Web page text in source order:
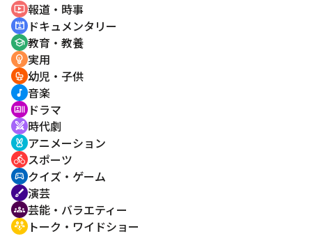
ondemand_video 報道・時事
cinematic_blur ドキュメンタリー
school 教育・教養
emoji_objects 実用
crib 幼児・子供
music_note 音楽
recent_actors ドラマ
swords 時代劇
cruelty_free アニメーション
directions_bike スポーツ
sports_esports クイズ・ゲーム
brush 演芸
groups 芸能・バラエティー
adaptive_audio_mic トーク・ワイドショー